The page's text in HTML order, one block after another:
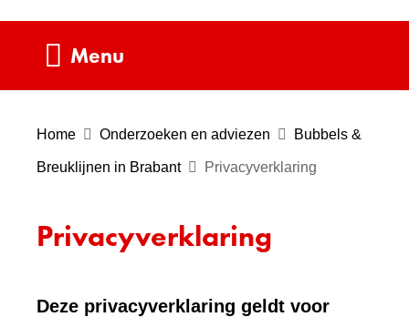
Menu
Home Onderzoeken en adviezen Bubbels &
Breuklijnen in Brabant Privacyverklaring
Privacyverklaring
Deze privacyverklaring geldt voor